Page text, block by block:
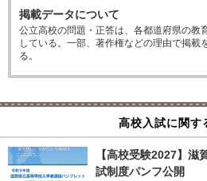
掲載データについて
公立高校の問題・正答は、各都道府県の教
している。一部、著作権などの理由で掲載
る。
高校入試に関す
【高校受験2027】
試制度パンフ公開